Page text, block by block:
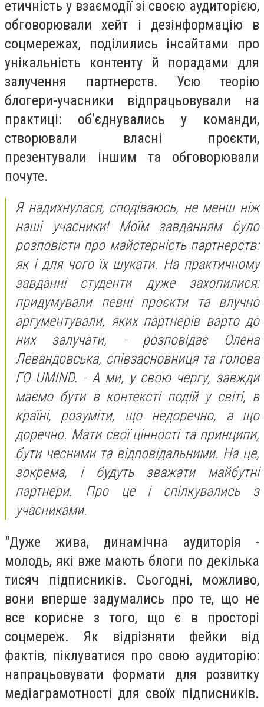
етичність у взаємодії зі своєю аудиторією,
обговорювали хейт і дезінформацію в
соцмережах, поділились інсайтами про
унікальність контенту й порадами для
залучення партнерств. Усю теорію
блогери-учасники відпрацьовували на
практиці: об’єднувались у команди,
створювали власні проєкти,
презентували іншим та обговорювали
почуте.
Я надихнулася, сподіваюсь, не менш ніж
наші учасники! Моїм завданням було
розповісти про майстерність партнерств:
як і для чого їх шукати. На практичному
завданні студенти дуже захопилися:
придумували певні проєкти та влучно
аргументували, яких партнерів варто до
них залучати, - розповідає Олена
Левандовська, співзасновниця та голова
ГО UMIND. - А ми, у свою чергу, завжди
маємо бути в контексті подій у світі, в
країні, розуміти, що недоречно, а що
доречно. Мати свої цінності та принципи,
бути чесними та відповідальними. На це,
зокрема, і будуть зважати майбутні
партнери. Про це і спілкувались з
учасниками.
"Дуже жива, динамічна аудиторія -
молодь, які вже мають блоги по декілька
тисяч підписників. Сьогодні, можливо,
вони вперше задумались про те, що не
все корисне з того, що є в просторі
соцмереж. Як відрізняти фейки від
фактів, піклуватися про свою аудиторію:
напрацьовувати формати для розвитку
медіаграмотності для своїх підписників.